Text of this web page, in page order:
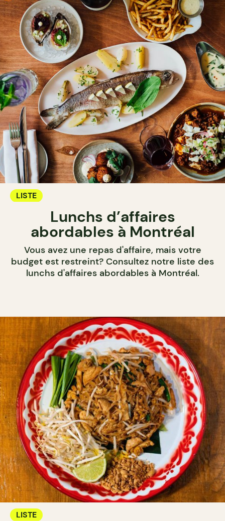
LISTE
Lunchs d’affaires
abordables à Montréal
Vous avez une repas d'affaire, mais votre
budget est restreint? Consultez notre liste des
lunchs d'affaires abordables à Montréal.
LISTE